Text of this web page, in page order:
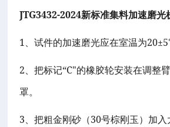
JTG3432-2024新标准集料加速磨光
1 、试件的加速磨光应在室温为20±5
2 、把标记“C"的橡胶轮安装在调整
罩。
3 、把粗金刚砂（30号棕刚玉）加入